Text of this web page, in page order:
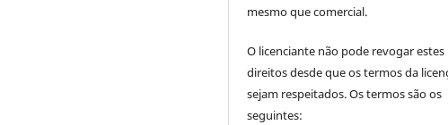
mesmo que comercial.
O licenciante não pode revogar estes
direitos desde que os termos da
sejam respeitados. Os termos são os
seguintes: